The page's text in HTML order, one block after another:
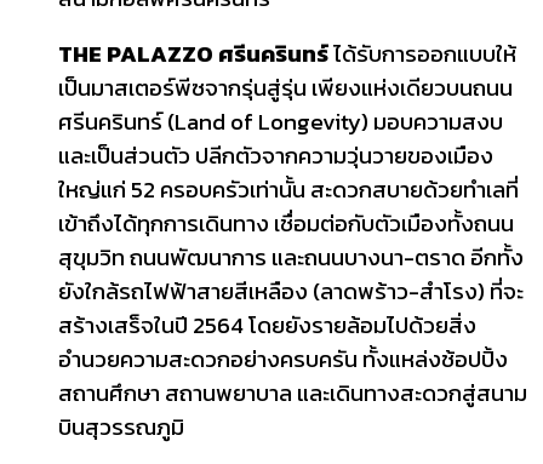
THE PALAZZO ศรีนครินทร์ได้รับการออกแบบให้
เป็นมาสเตอร์พีซจากรุ่นสู่รุ่น เพียงแห่งเดียวบนถนน
ศรีนครินทร์ (Land of Longevity) มอบความสงบ
และเป็นส่วนตัว ปลีกตัวจากความวุ่นวายของเมือง
ใหญ่แก่ 52 ครอบครัวเท่านั้น สะดวกสบายด้วยทำเลที่
เข้าถึงได้ทุกการเดินทาง เชื่อมต่อกับตัวเมืองทั้งถนน
สุขุมวิท ถนนพัฒนาการ และถนนบางนา-ตราด อีกทั้ง
ยังใกล้รถไฟฟ้าสายสีเหลือง (ลาดพร้าว-สำโรง) ที่จะ
สร้างเสร็จในปี 2564 โดยยังรายล้อมไปด้วยสิ่ง
อำนวยความสะดวกอย่างครบครัน ทั้งแหล่งช้อปปิ้ง
สถานศึกษา สถานพยาบาล และเดินทางสะดวกสู่สนาม
บินสุวรรณภูมิ